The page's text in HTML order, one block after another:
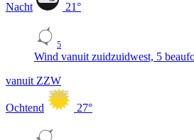
Nacht 21°
5
Wind vanuit zuidzuidwest, 5
vanuit ZZW
Ochtend 27°